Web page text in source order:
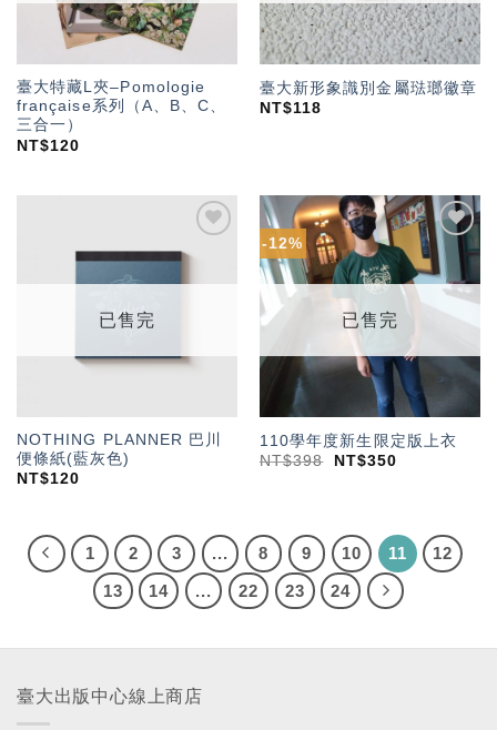
臺大特藏L夾–Pomologie
française系列（A、B、C、
三合一）
NT$120
臺大新形象識別金屬琺瑯徽章
NT$118
望輕
已售完
NOTHING PLANNER 巴川
便條紙(藍灰色)
NT$120
-12%
加入
「願
望輕
單」
已售完
110學年度新生限定版上衣
NT$398 NT$350
1 2 3 ... 8 9 10 11
12
13
14 ... 22 23 24
臺大出版中心線上商店